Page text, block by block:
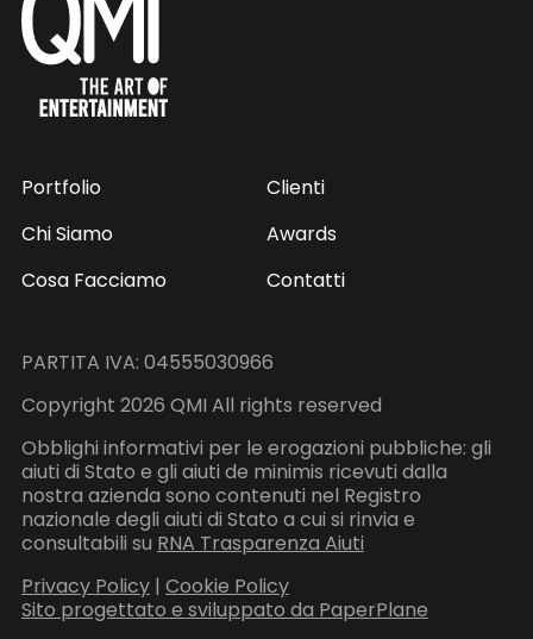
Portfolio
Chi Siamo
Cosa Facciamo
Clienti
Awards
Contatti
PARTITA IVA: 04555030966
Copyright 2026 QMI All rights reserved
Obblighi informativi per le erogazioni pubbliche: gli
aiuti di Stato e gli aiuti de minimis ricevuti dalla
nostra azienda sono contenuti nel Registro
nazionale degli aiuti di Stato a cui si rinvia e
consultabili su RNA Trasparenza Aiuti
Privacy Policy| Cookie Policy
Sito progettato e sviluppato da PaperPlane